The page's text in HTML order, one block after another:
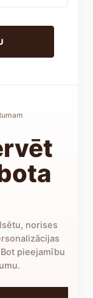
norises
pieejamību